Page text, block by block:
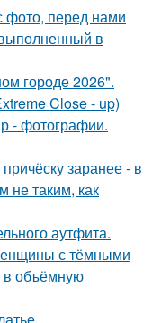
перед нами
в
городе 2026".
Close - up)
- фотографии.
заранее - в
не таким, как
аутфита.
с тёмными
объёмную